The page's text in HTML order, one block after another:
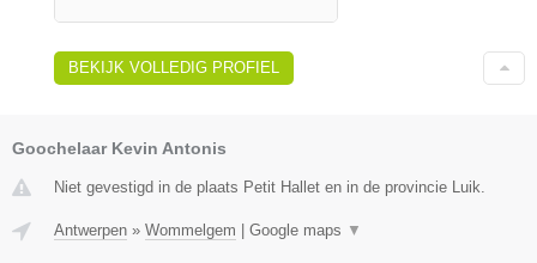
BEKIJK VOLLEDIG PROFIEL
Goochelaar Kevin Antonis
Niet gevestigd in de plaats Petit Hallet en in de provincie Luik.
Antwerpen » Wommelgem Google maps ▼